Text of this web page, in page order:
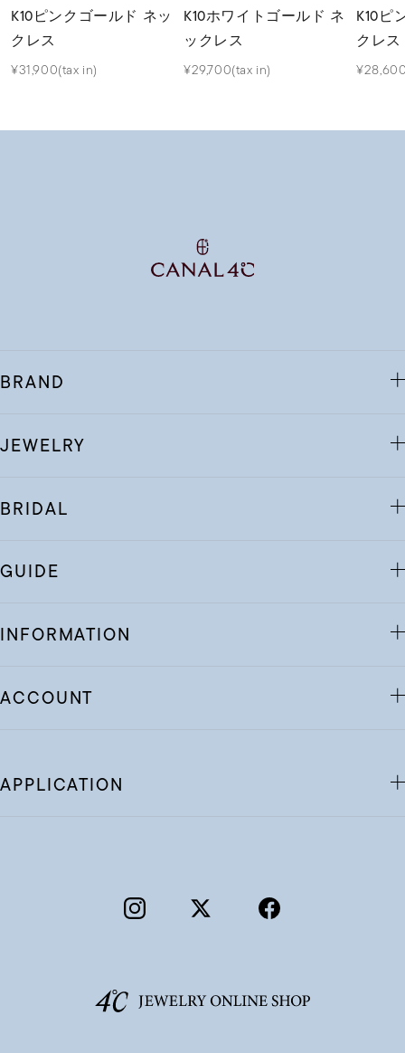
K10ピンクゴールド ネッ
クレス
¥31,900(tax in)
K10ホワイトゴールド ネ
ックレス
¥29,700(tax in)
K10ピ
クレス
BRAND
JEWELRY
BRIDAL
GUIDE
INFORMATION
ACCOUNT
APPLICATION